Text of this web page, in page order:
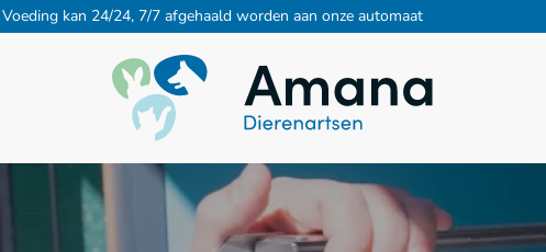
Voeding kan 24/24, 7/7 afgehaald worden aan onze automaat